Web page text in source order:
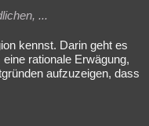
...
kennst. Darin geht es
rationale Erwägung,
aufzuzeigen, dass